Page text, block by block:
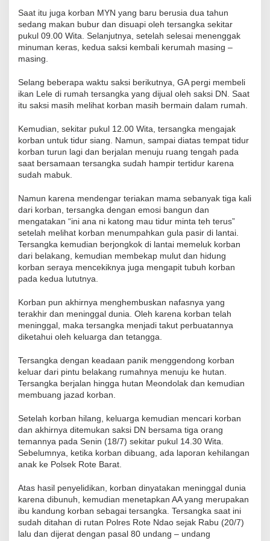
Saat itu juga korban MYN yang baru berusia dua tahun
sedang makan bubur dan disuapi oleh tersangka sekitar
pukul 09.00 Wita. Selanjutnya, setelah selesai menenggak
minuman keras, kedua saksi kembali kerumah masing –
masing.
Selang beberapa waktu saksi berikutnya, GA pergi membeli
ikan Lele di rumah tersangka yang dijual oleh saksi DN. Saat
itu saksi masih melihat korban masih bermain dalam rumah.
Kemudian, sekitar pukul 12.00 Wita, tersangka mengajak
korban untuk tidur siang. Namun, sampai diatas tempat tidur
korban turun lagi dan berjalan menuju ruang tengah pada
saat bersamaan tersangka sudah hampir tertidur karena
sudah mabuk.
Namun karena mendengar teriakan mama sebanyak tiga kali
dari korban, tersangka dengan emosi bangun dan
mengatakan “ini ana ni katong mau tidur minta teh terus”
setelah melihat korban menumpahkan gula pasir di lantai.
Tersangka kemudian berjongkok di lantai memeluk korban
dari belakang, kemudian membekap mulut dan hidung
korban seraya mencekiknya juga mengapit tubuh korban
pada kedua lututnya.
Korban pun akhirnya menghembuskan nafasnya yang
terakhir dan meninggal dunia. Oleh karena korban telah
meninggal, maka tersangka menjadi takut perbuatannya
diketahui oleh keluarga dan tetangga.
Tersangka dengan keadaan panik menggendong korban
keluar dari pintu belakang rumahnya menuju ke hutan.
Tersangka berjalan hingga hutan Meondolak dan kemudian
membuang jazad korban.
Setelah korban hilang, keluarga kemudian mencari korban
dan akhirnya ditemukan saksi DN bersama tiga orang
temannya pada Senin (18/7) sekitar pukul 14.30 Wita.
Sebelumnya, ketika korban dibuang, ada laporan kehilangan
anak ke Polsek Rote Barat.
Atas hasil penyelidikan, korban dinyatakan meninggal dunia
karena dibunuh, kemudian menetapkan AA yang merupakan
ibu kandung korban sebagai tersangka. Tersangka saat ini
sudah ditahan di rutan Polres Rote Ndao sejak Rabu (20/7)
lalu dan dijerat dengan pasal 80 undang – undang